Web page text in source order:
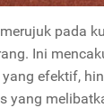
pada
Ini
efektif,
yang